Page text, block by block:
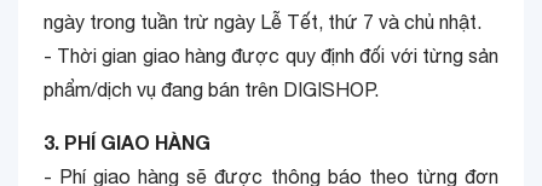
ngày trong tuần trừ ngày Lễ Tết, thứ 7 và chủ nhật.
- Thời gian giao hàng được quy định đối với từng sản
phẩm/dịch vụ đang bán trên DIGISHOP.
3. PHÍ GIAO HÀNG
- Phí giao hàng sẽ được thông báo theo từng đơn